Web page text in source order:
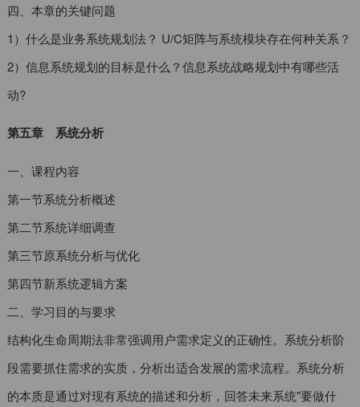
四、本章的关键问题
1）什么是业务系统规划法？ U/C矩阵与系统模块存在何种关系？
2）信息系统规划的目标是什么？信息系统战略规划中有哪些活
动?
第五章 系统分析
一、课程内容
第一节系统分析概述
第二节系统详细调查
第三节原系统分析与优化
第四节新系统逻辑方案
二、学习目的与要求
结构化生命周期法非常强调用户需求定义的正确性。系统分析阶
段需要抓住需求的实质，分析出适合发展的需求流程。系统分析
的本质是通过对现有系统的描述和分析，回答未来系统"要做什